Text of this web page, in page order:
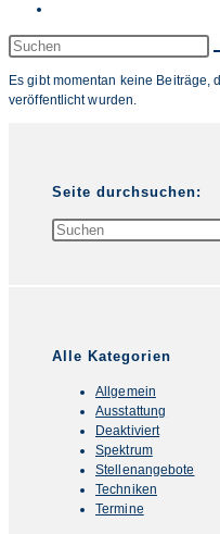
Suche
Diese
durchsuchen
Es gibt momentan keine Beiträge,
veröffentlicht wurden.
Seite durchsuchen:
Alle Kategorien
Allgemein
Ausstattung
Deaktiviert
Spektrum
Stellenangebote
Techniken
Termine